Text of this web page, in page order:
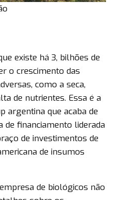
existe há 3, bilhões de
o crescimento das
como a seca,
de nutrientes. Essa é a
argentina que acaba de
de financiamento liderada
de investimentos de
de insumos
de biológicos não